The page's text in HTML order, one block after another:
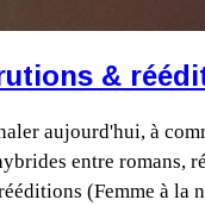
&
aujourd'hui, à
entre romans,
(Femme à